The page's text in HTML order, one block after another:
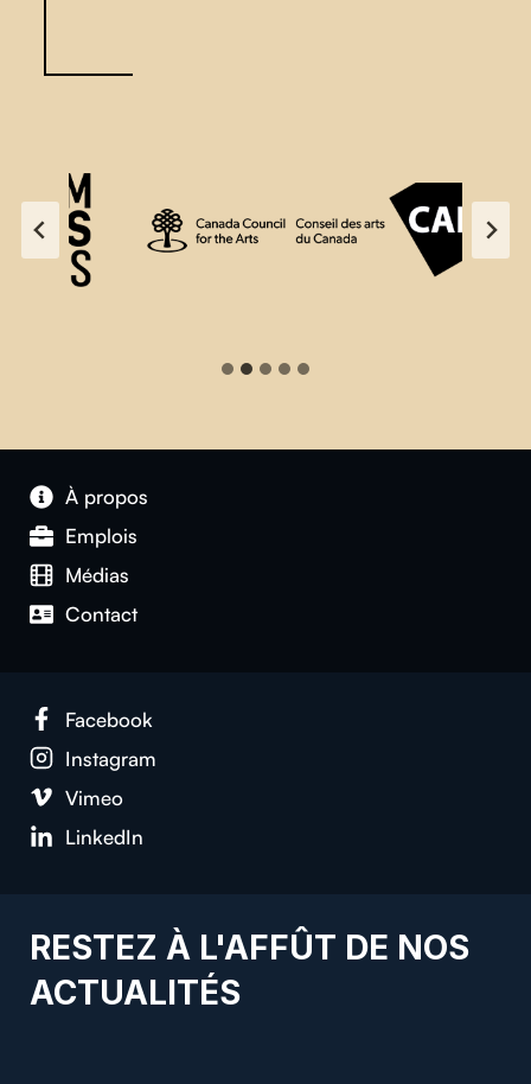
À propos
Emplois
Médias
Contact
Facebook
Instagram
Vimeo
LinkedIn
RESTEZ À L'AFFÛT DE NOS
ACTUALITÉS